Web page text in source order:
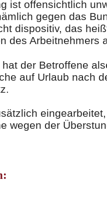
ist offensichtlich
gegen das
dispositiv, das
des Arbeitnehmers
der Betroffene
auf Urlaub nach
wegen der